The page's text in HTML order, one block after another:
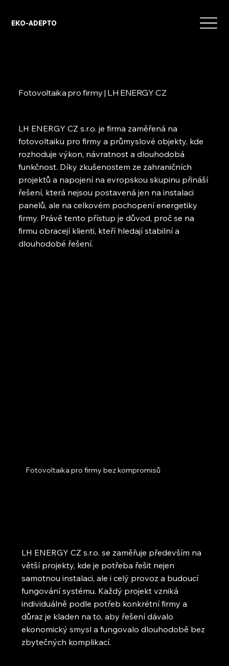
EKO-ADEPTO
Fotovoltaika pro firmy | LH ENERGY CZ
LH ENERGY CZ s.r.o. je firma zaměřená na
fotovoltaiku pro firmy a průmyslové objekty, kde
rozhoduje výkon, návratnost a dlouhodobá
funkčnost. Díky zkušenostem ze zahraničních
projektů a napojení na evropskou skupinu přináší
řešení, která nejsou postavená jen na instalaci
panelů, ale na celkovém pochopení energetiky
firmy. Právě tento přístup je důvod, proč se na
firmu obracejí klienti, kteří hledají stabilní a
dlouhodobé řešení.
Fotovoltaika pro firmy bez kompromisů
LH ENERGY CZ s.r.o. se zaměřuje především na
větší projekty, kde je potřeba řešit nejen
samotnou instalaci, ale i celý provoz a budoucí
fungování systému. Každý projekt vzniká
individuálně podle potřeb konkrétní firmy a
důraz je kladen na to, aby řešení dávalo
ekonomický smysl a fungovalo dlouhodobě bez
zbytečných komplikací.